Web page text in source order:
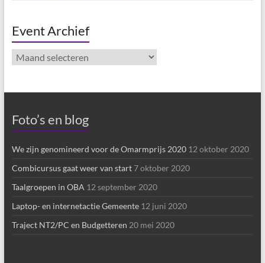
Event Archief
Event
Archief
Foto’s en blog
We zijn genomineerd voor de Omarmprijs 2020 12 oktober 2020
Combicursus gaat weer van start 7 oktober 2020
Taalgroepen in OBA 12 september 2020
Laptop- en internetactie Gemeente 12 juni 2020
Traject NT2/PC en Budgetteren 20 mei 2020